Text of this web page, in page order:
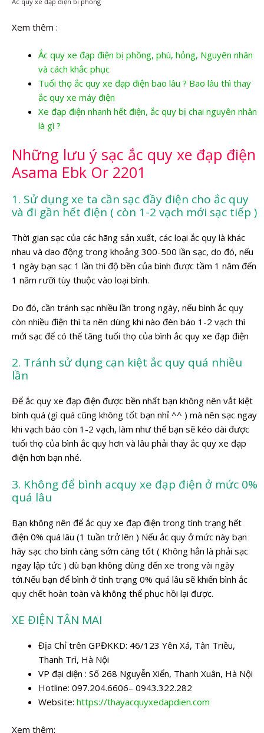
Xem thêm :
Ắc quy xe đạp điện bị phồng, phù, hỏng, Nguyên nhân
và cách khắc phục
Tuổi thọ ắc quy xe đạp điện bao lâu ? Bao lâu thì thay
ắc quy xe máy điện
Xe đạp điện nhanh hết điện, ắc quy bị chai nguyên nhân
là gì ?
Những lưu ý sạc ắc quy xe đạp điện
Asama Ebk Or 2201
1. Sử dụng xe ta cần sạc đầy điện cho ắc quy
và đi gần hết điện ( còn 1-2 vạch mới sạc tiếp )
Thời gian sạc của các hãng sản xuất, các loại ắc quy là khác
nhau và dao động trong khoảng 300-500 lần sạc, do đó, nếu
1 ngày bạn sạc 1 lần thì độ bền của bình được tầm 1 năm đến
1 năm rưỡi tùy thuộc vào loại bình.
Do đó, cần tránh sạc nhiều lần trong ngày, nếu bình ắc quy
còn nhiều điện thì ta nên dùng khi nào đèn báo 1-2 vạch thì
mới sạc để có thể tăng tuổi thọ của bình ắc quy xe đạp điện
2. Tránh sử dụng cạn kiệt ắc quy quá nhiều
lần
Để ắc quy xe đạp điện được bền nhất bạn không nên vắt kiệt
bình quá (gì quá cũng không tốt bạn nhỉ ^^ ) mà nên sạc ngay
khi vạch báo còn 1-2 vạch, làm như thế bạn sẽ kéo dài được
tuổi thọ của bình ắc quy hơn và lâu phải thay ắc quy xe đạp
điện hơn bạn nhé.
3. Không để bình acquy xe đạp điện ở mức 0%
quá lâu
Bạn không nên để ắc quy xe đạp điện trong tình trạng hết
điện 0% quá lâu (1 tuần trở lên ) Nếu ắc quy ở mức này bạn
hãy sạc cho bình càng sớm càng tốt ( Không hẳn là phải sạc
ngay lập tức ) dù bạn không dùng đến xe trong vài ngày
tới.Nếu bạn để bình ở tình trạng 0% quá lâu sẽ khiến bình ắc
quy chết hoàn toàn và không thể phục hồi lại được.
XE ĐIỆN TÂN MAI
Địa Chỉ trên GPĐKKD: 46/123 Yên Xá, Tân Triều,
Thanh Trì, Hà Nội
VP đại diện : Số 268 Nguyễn Xiển, Thanh Xuân, Hà Nội
Hotline: 097.204.6606– 0943.322.282
Website: https://thayacquyxedapdien.com
Xem thêm: